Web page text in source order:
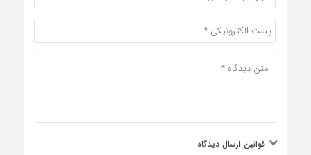
قوانین ارسال دیدگاه